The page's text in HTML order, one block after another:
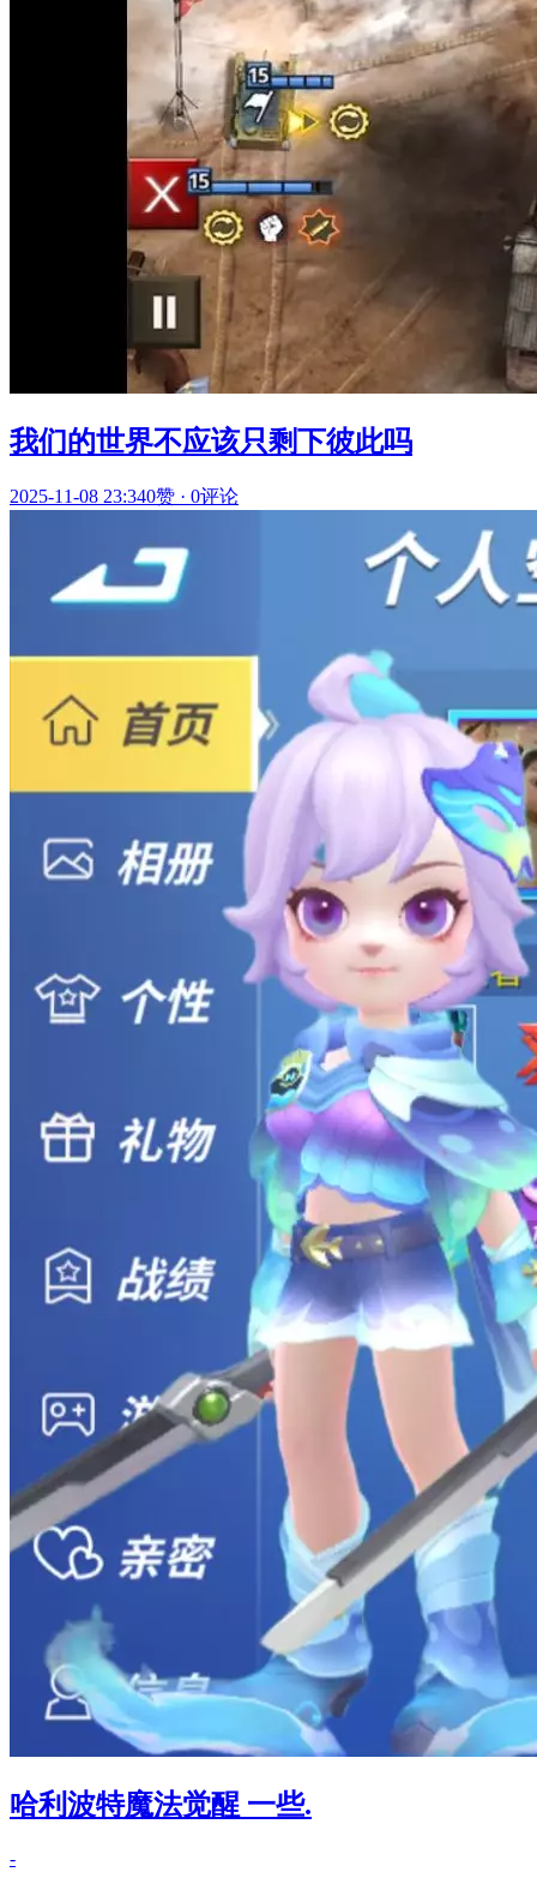
我们的世界不应该只剩下彼此吗
2025-11-08 23:340赞 · 0评论
哈利波特魔法觉醒 一些.
-